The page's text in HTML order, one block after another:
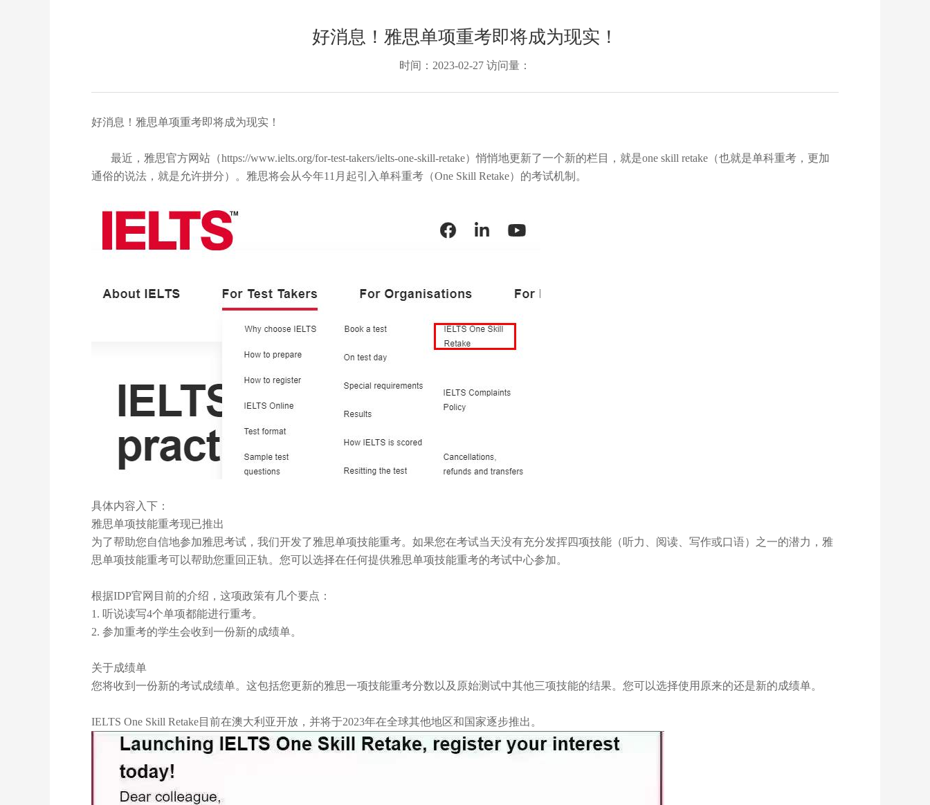
好消息！雅思单项重考即将成为现实！
时间：2023-02-27 访问量：
好消息！雅思单项重考即将成为现实！
最近，雅思官方网站（https://www.ielts.org/for-test-takers/ielts-one-skill-retake）悄悄地更新了一个新的栏目，就是one skill retake （也就是单科重考，更加
通俗的说法，就是允许拼分）。雅思将会从今年11 月起引入单科重考（One Skill Retake）的考试机制。
具体内容入下：
雅思单项技能重考现已推出
为了帮助您自信地参加雅思考试，我们开发了雅思单项技能重考。如果您在考试当天没有充分发挥四项技能（听力、阅读、写作或口语）之一的潜力，雅
思单项技能重考可以帮助您重回正轨。您可以选择在任何提供雅思单项技能重考的考试中心参加。
根据IDP官网目前的介绍，这项政策有几个要点：
1. 听说读写4个单项都能进行重考。
2. 参加重考的学生会收到一份新的成绩单。
关于成绩单
您将收到一份新的考试成绩单。这包括您更新的雅思一项技能重考分数以及原始测试中其他三项技能的结果。您可以选择使用原来的还是新的成绩单。
IELTS One Skill Retake目前在澳大利亚开放，并将于2023年在全球其他地区和国家逐步推出。